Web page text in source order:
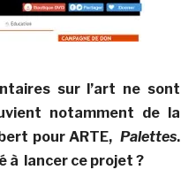
sur l’art ne sont
notamment de la
pour ARTE,Palettes.
à lancer ce projet ?